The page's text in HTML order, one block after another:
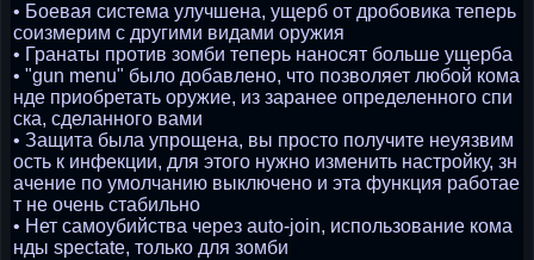
• Боевая система улучшена, ущерб от дробовика теперь
соизмерим с другими видами оружия
• Гранаты против зомби теперь наносят больше ущерба
• "gun menu" было добавлено, что позволяет любой кома
нде приобретать оружие, из заранее определенного спи
ска, сделанного вами
• Защита была упрощена, вы просто получите неуязвим
ость к инфекции, для этого нужно изменить настройку, зн
ачение по умолчанию выключено и эта функция работае
т не очень стабильно
• Нет самоубийства через auto-join, использование кома
нды spectate, только для зомби